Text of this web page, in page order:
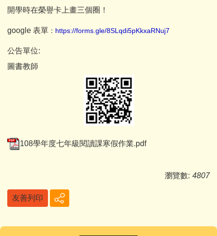
開學時在榮譽卡上畫三個圈！
google 表單 ： https://forms.gle/8SLqdi5pKkxaRNuj7
公告單位:
圖書教師
108學年度七年級閱讀課寒假作業.pdf
瀏覽數: 4807
友善列印